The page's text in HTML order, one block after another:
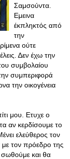
Σαμσούντα.
Εμεινα
έκπληκτός από
την
ούτε
Δεν έχω την
συμβολαίου
συμπεριφορά
την οικογένεια
μου. Ετυχε ο
αν κερδίσουμε το
ελεύθερος τον
με τον πρόεδρο της
και θα